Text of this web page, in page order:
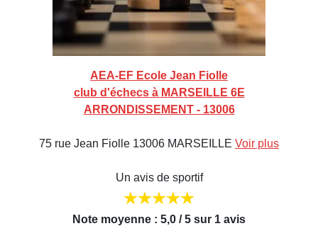
AEA-EF Ecole Jean Fiolle
club d'échecs à MARSEILLE 6E
ARRONDISSEMENT - 13006
75 rue Jean Fiolle 13006 MARSEILLE Voir plus
Un avis de sportif
Note moyenne : 5,0 / 5 sur 1 avis